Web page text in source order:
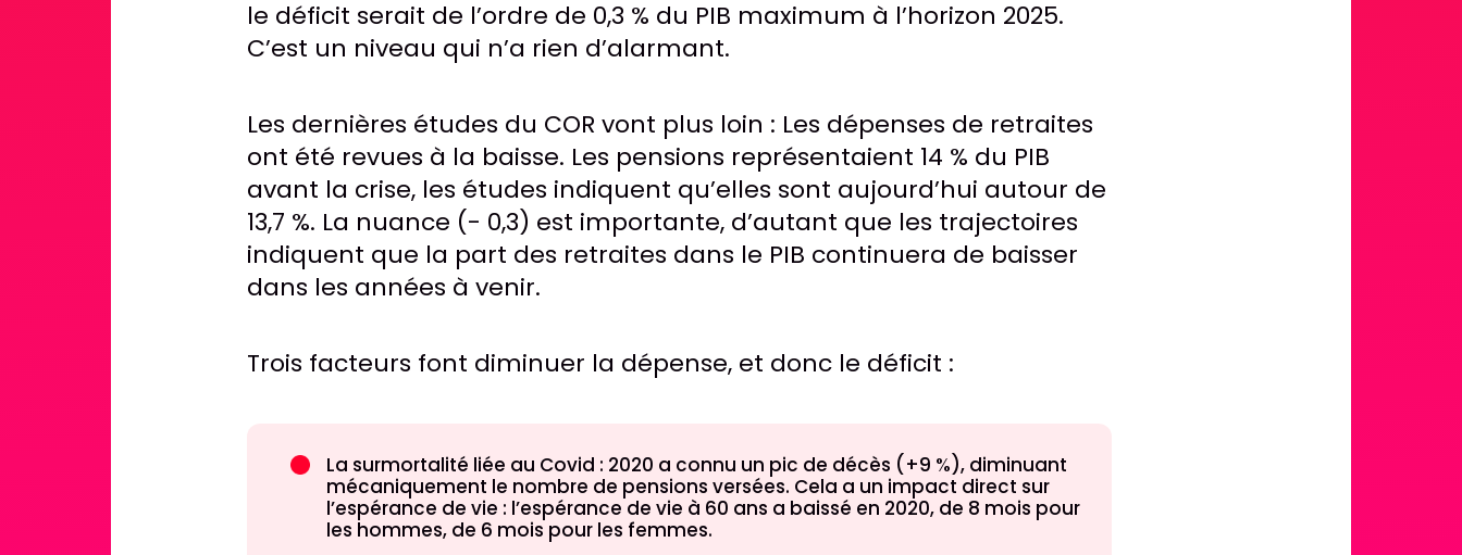
le déficit serait de l’ordre de 0,3 % du PIB maximum à l’horizon 2025.
C’est un niveau qui n’a rien d’alarmant.
Les dernières études du COR vont plus loin : Les dépenses de retraites
ont été revues à la baisse. Les pensions représentaient 14 % du PIB
avant la crise, les études indiquent qu’elles sont aujourd’hui autour de
13,7 %. La nuance (- 0,3) est importante, d’autant que les trajectoires
indiquent que la part des retraites dans le PIB continuera de baisser
dans les années à venir.
Trois facteurs font diminuer la dépense, et donc le déficit :
La surmortalité liée au Covid : 2020 a connu un pic de décès (+9 %), diminuant
mécaniquement le nombre de pensions versées. Cela a un impact direct sur
l’espérance de vie : l’espérance de vie à 60 ans a baissé en 2020, de 8 mois pour
les hommes, de 6 mois pour les femmes.